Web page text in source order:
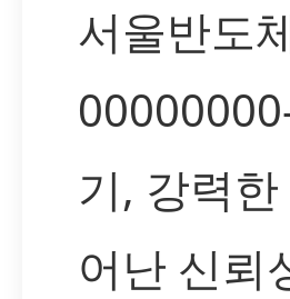
서울반도
기, 강력
어난 신뢰